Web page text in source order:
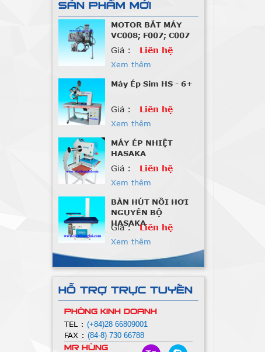
SẢN PHẨM MỚI
Giá : Liên hệ
Xem thêm
Giá : Liên hệ
Xem thêm
HASAKA
Giá : Liên hệ
Xem thêm
NGUYÊN BỘ
HASAKA
Giá : Liên hệ
Xem thêm
Máy May 1 kim điện
tử HASAKA
Giá : Liên hệ
Xem thêm
Máy Nhồi Lông Vũ
Xem thêm
Máy Nhồi Lông Vũ
HỖ TRỢ TRỰC TUYẾN
PHÒNG KINH DOANH
TEL : (+84)28 66809001
FAX : (84-8) 730 66788
Mr Hùng